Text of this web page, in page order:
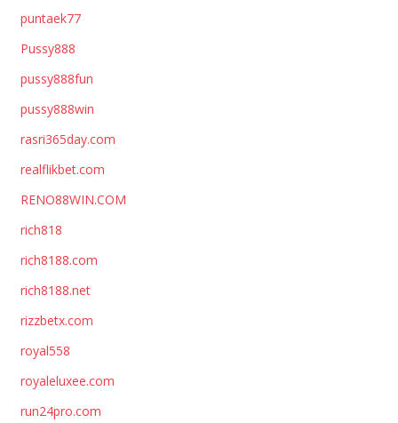
puntaek77
Pussy888
pussy888fun
pussy888win
rasri365day.com
realflikbet.com
RENO88WIN.COM
rich818
rich8188.com
rich8188.net
rizzbetx.com
royal558
royaleluxee.com
run24pro.com